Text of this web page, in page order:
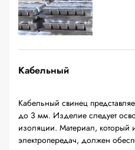
Кабельный
Кабельный свинец
до 3 мм. Изделие следует
изоляции. Материал, который
электропередач, должен